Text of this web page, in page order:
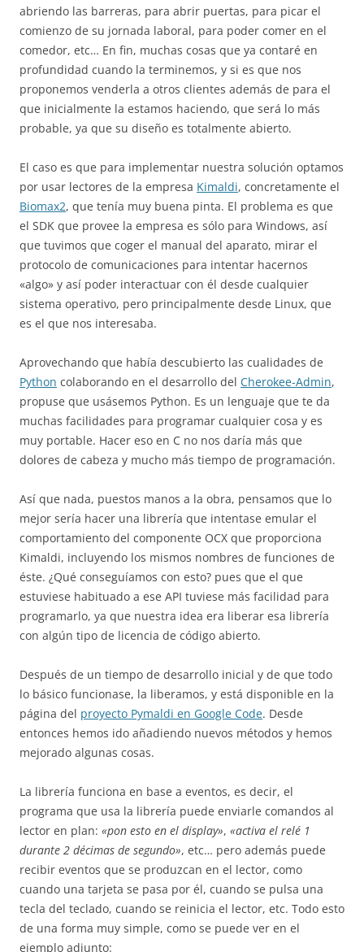
abriendo las barreras, para abrir puertas, para picar el
comienzo de su jornada laboral, para poder comer en el
comedor, etc… En fin, muchas cosas que ya contaré en
profundidad cuando la terminemos, y si es que nos
proponemos venderla a otros clientes además de para el
que inicialmente la estamos haciendo, que será lo más
probable, ya que su diseño es totalmente abierto.
El caso es que para implementar nuestra solución optamos
por usar lectores de la empresa Kimaldi, concretamente el
Biomax2, que tenía muy buena pinta. El problema es que
el SDK que provee la empresa es sólo para Windows, así
que tuvimos que coger el manual del aparato, mirar el
protocolo de comunicaciones para intentar hacernos
«algo» y así poder interactuar con él desde cualquier
sistema operativo, pero principalmente desde Linux, que
es el que nos interesaba.
Aprovechando que había descubierto las cualidades de
Python colaborando en el desarrollo del Cherokee-Admin,
propuse que usásemos Python. Es un lenguaje que te da
muchas facilidades para programar cualquier cosa y es
muy portable. Hacer eso en C no nos daría más que
dolores de cabeza y mucho más tiempo de programación.
Así que nada, puestos manos a la obra, pensamos que lo
mejor sería hacer una librería que intentase emular el
comportamiento del componente OCX que proporciona
Kimaldi, incluyendo los mismos nombres de funciones de
éste. ¿Qué conseguíamos con esto? pues que el que
estuviese habituado a ese API tuviese más facilidad para
programarlo, ya que nuestra idea era liberar esa librería
con algún tipo de licencia de código abierto.
Después de un tiempo de desarrollo inicial y de que todo
lo básico funcionase, la liberamos, y está disponible en la
página del proyecto Pymaldi en Google Code. Desde
entonces hemos ido añadiendo nuevos métodos y hemos
mejorado algunas cosas.
La librería funciona en base a eventos, es decir, el
programa que usa la librería puede enviarle comandos al
lector en plan: «pon esto en el display», «activa el relé 1
durante 2 décimas de segundo», etc… pero además puede
recibir eventos que se produzcan en el lector, como
cuando una tarjeta se pasa por él, cuando se pulsa una
tecla del teclado, cuando se reinicia el lector, etc. Todo esto
de una forma muy simple, como se puede ver en el
ejemplo adjunto: